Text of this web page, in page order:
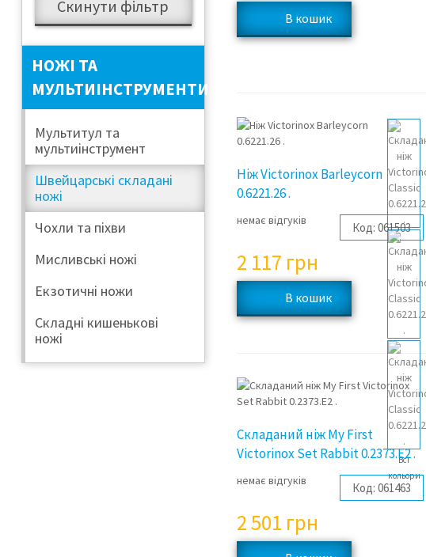
НОЖІ ТА
МУЛЬТИІНСТРУМЕНТИ
Мультитул та
мультиінструмент
Швейцарські складані
ножі
Чохли та піхви
Мисливські ножі
Екзотичні ножи
Складні кишенькові
ножі
Всі
кольори
Ніж Victorinox Barleycorn
0.6221.26 .
немає відгуків Код: 061503
2 117 грн
Складаний ніж My First
Victorinox Set Rabbit 0.2373.E2 .
немає відгуків Код: 061463
2 501 грн